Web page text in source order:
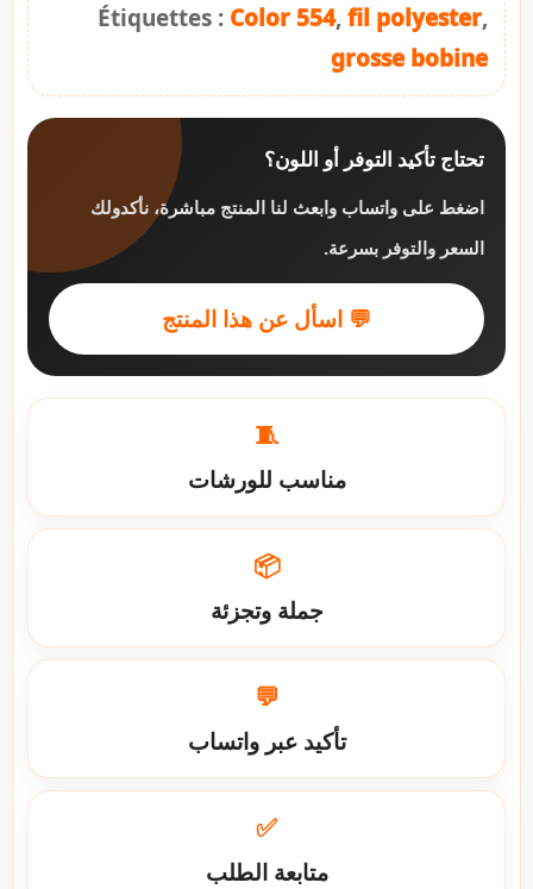
Étiquettes : Color 554, fil polyester,
grosse bobine
تحتاج تأكيد التوفر أو اللون؟
اضغط على واتساب وابعث لنا المنتج مباشرة، نأكدولك
السعر والتوفر بسرعة.
💬 اسأل عن هذا المنتج
🧵
مناسب للورشات
📦
جملة وتجزئة
💬
تأكيد عبر واتساب
✅
متابعة الطلب